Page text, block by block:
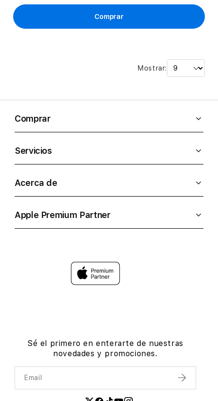
Comprar
Mostrar:
Comprar
Servicios
Acerca de
Apple Premium Partner
Sé el primero en enterarte de nuestras
novedades y promociones.
Email